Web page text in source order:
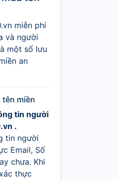
miễn phí
và người
một số lưu
an
tên miền
tin người
.
tin người
Email, Số
chưa. Khi
thực